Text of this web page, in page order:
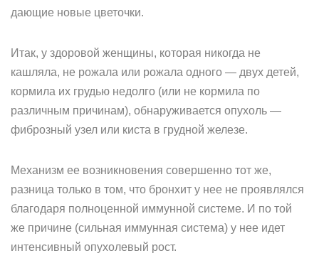
дающие новые цветочки.
Итак, у здоровой женщины, которая никогда не
кашляла, не рожала или рожала одного — двух детей,
кормила их грудью недолго (или не кормила по
различным причинам), обнаруживается опухоль —
фиброзный узел или киста в грудной железе.
Механизм ее возникновения совершенно тот же,
разница только в том, что бронхит у нее не проявлялся
благодаря полноценной иммунной системе. И по той
же причине (сильная иммунная система) у нее идет
интенсивный опухолевый рост.